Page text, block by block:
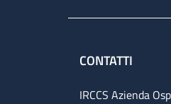
CONTATTI
IRCCS Azienda